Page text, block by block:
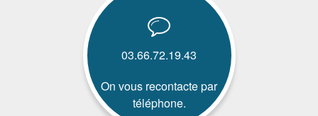
03.66.72.19.43
On vous recontacte par
téléphone.